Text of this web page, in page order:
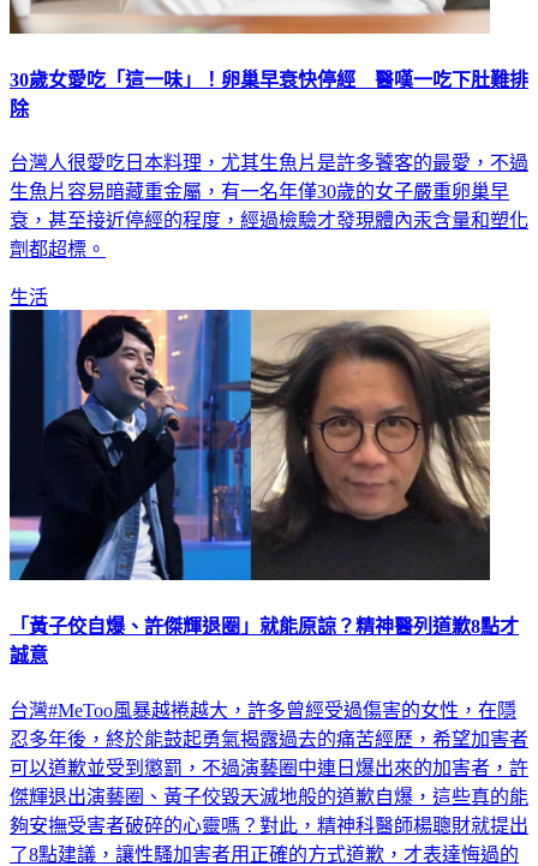
30歲女愛吃「這一味」！卵巢早衰快停經 醫嘆一吃下肚難排
除
台灣人很愛吃日本料理，尤其生魚片是許多饕客的最愛，不過
生魚片容易暗藏重金屬，有一名年僅30歲的女子嚴重卵巢早
衰，甚至接近停經的程度，經過檢驗才發現體內汞含量和塑化
劑都超標。
生活
「黃子佼自爆、許傑輝退圈」就能原諒？精神醫列道歉8點才
誠意
台灣#MeToo風暴越捲越大，許多曾經受過傷害的女性，在隱
忍多年後，終於能鼓起勇氣揭露過去的痛苦經歷，希望加害者
可以道歉並受到懲罰，不過演藝圈中連日爆出來的加害者，許
傑輝退出演藝圈、黃子佼毀天滅地般的道歉自爆，這些真的能
夠安撫受害者破碎的心靈嗎？對此，精神科醫師楊聰財就提出
了8點建議，讓性騷加害者用正確的方式道歉，才表達悔過的